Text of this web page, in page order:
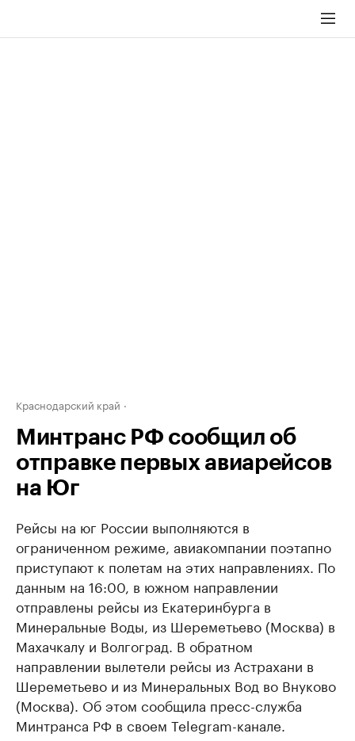
Краснодарский край
Минтранс РФ сообщил об
отправке первых авиарейсов
на Юг
Рейсы на юг России выполняются в
ограниченном режиме, авиакомпании поэтапно
приступают к полетам на этих направлениях. По
данным на 16:00, в южном направлении
отправлены рейсы из Екатеринбурга в
Минеральные Воды, из Шереметьево (Москва) в
Махачкалу и Волгоград. В обратном
направлении вылетели рейсы из Астрахани в
Шереметьево и из Минеральных Вод во Внуково
(Москва). Об этом сообщила пресс-служба
Минтранса РФ в своем Telegram-канале.